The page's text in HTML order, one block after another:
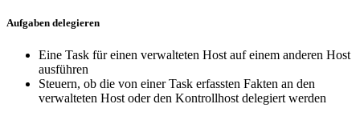
Aufgaben delegieren
Eine Task für einen verwalteten Host auf einem anderen Host
ausführen
Steuern, ob die von einer Task erfassten Fakten an den
verwalteten Host oder den Kontrollhost delegiert werden